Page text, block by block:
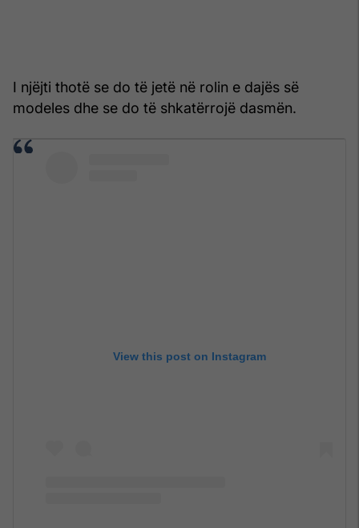
I njëjti thotë se do të jetë në rolin e dajës së
modeles dhe se do të shkatërrojë dasmën.
View this post on Instagram